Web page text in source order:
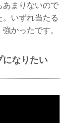
あまりないので
。いずれ当たる
かったです。
になりたい